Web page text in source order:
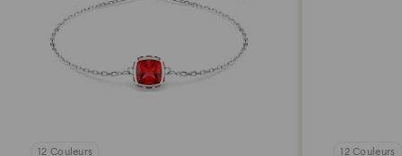
12 Couleurs 12 Couleurs